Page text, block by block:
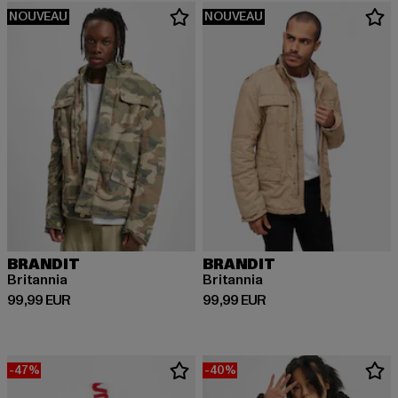
NOUVEAU
BRANDIT
Britannia
99,99 EUR
Prix courant: 99,99 EUR
NOUVEAU
BRANDIT
Britannia
99,99 EUR
Prix courant: 99,99 EUR
-47% -40%